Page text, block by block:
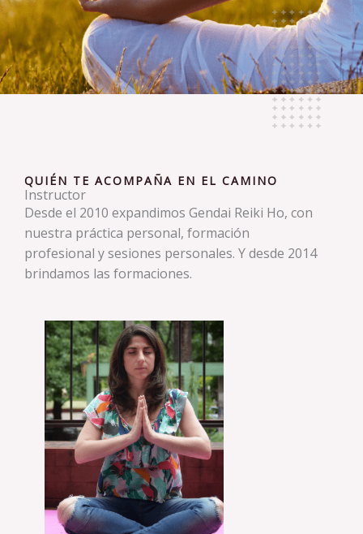
QUIÉN TE ACOMPAÑA EN EL CAMINO
Instructor
Desde el 2010 expandimos Gendai Reiki Ho, con
nuestra práctica personal, formación
profesional y sesiones personales. Y desde 2014
brindamos las formaciones.